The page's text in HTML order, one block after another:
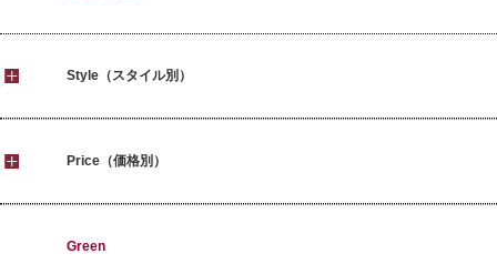
Style（スタイル別）
Price（価格別）
Green